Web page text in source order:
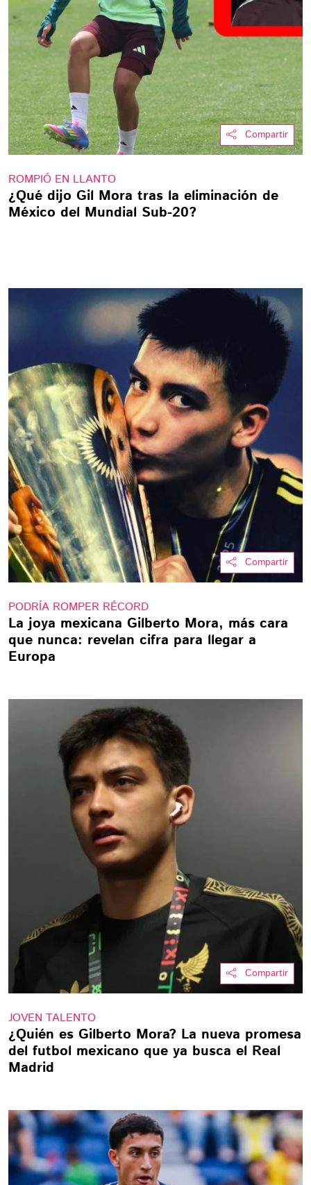
Compartir
ROMPIÓ EN LLANTO
¿Qué dijo Gil Mora tras la eliminación de
México del Mundial Sub-20?
Compartir
PODRÍA ROMPER RÉCORD
La joya mexicana Gilberto Mora, más cara
que nunca: revelan cifra para llegar a
Europa
Compartir
JOVEN TALENTO
¿Quién es Gilberto Mora? La nueva promesa
del futbol mexicano que ya busca el Real
Madrid